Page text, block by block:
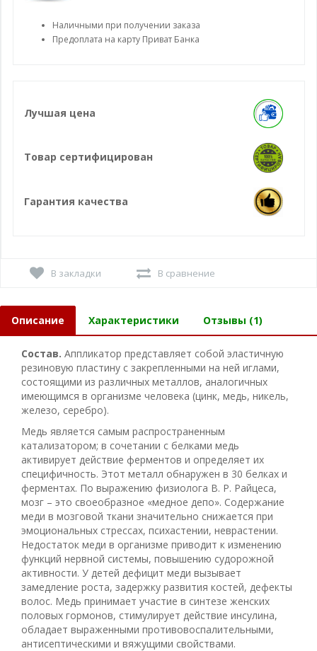
Наличными при получении заказа
Предоплата на карту Приват Банка
Лучшая цена
Товар сертифицирован
Гарантия качества
В закладки В сравнение
Описание Характеристики Отзывы (1)
Состав. Аппликатор представляет собой эластичную
резиновую пластину с закрепленными на ней иглами,
состоящими из различных металлов, аналогичных
имеющимся в организме человека (цинк, медь, никель,
железо, серебро).
Медь является самым распространенным
катализатором; в сочетании с белками медь
активирует действие ферментов и определяет их
специфичность. Этот металл обнаружен в 30 белках и
ферментах. По выражению физиолога В. Р. Райцеса,
мозг – это своеобразное «медное депо». Содержание
меди в мозговой ткани значительно снижается при
эмоциональных стрессах, психастении, неврастении.
Недостаток меди в организме приводит к изменению
функций нервной системы, повышению судорожной
активности. У детей дефицит меди вызывает
замедление роста, задержку развития костей, дефекты
волос. Медь принимает участие в синтезе женских
половых гормонов, стимулирует действие инсулина,
обладает выраженными противовоспалительными,
антисептическими и вяжущими свойствами.